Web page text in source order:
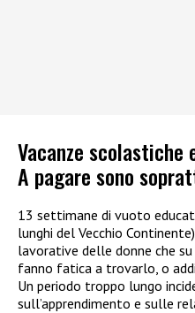
Vacanze
A pagare sono
13 settimane di vuoto
lunghi del Vecchio
lavorative delle donne che
fanno fatica a trovarlo, o
Un periodo troppo lungo
sull’apprendimento e sulle